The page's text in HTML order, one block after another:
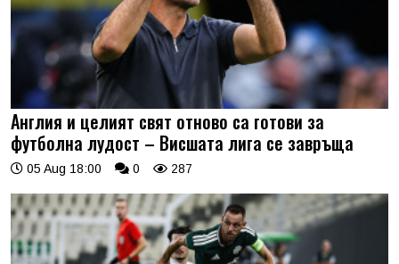
Англия и целият свят отново са готови за
футболна лудост – Висшата лига се завръща
05 Aug 18:00 0 287